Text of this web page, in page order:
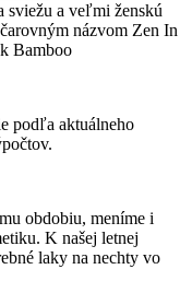
sviežu a veľmi ženskú
názvom Zen In
Bamboo
podľa aktuálneho
obdobiu, meníme i
K našej letnej
laky na nechty vo